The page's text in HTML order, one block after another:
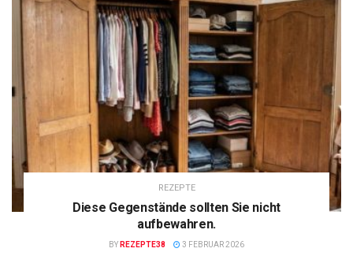
REZEPTE
Diese Gegenstände sollten Sie nicht
aufbewahren.
BY REZEPTE38 3 FEBRUAR 2026